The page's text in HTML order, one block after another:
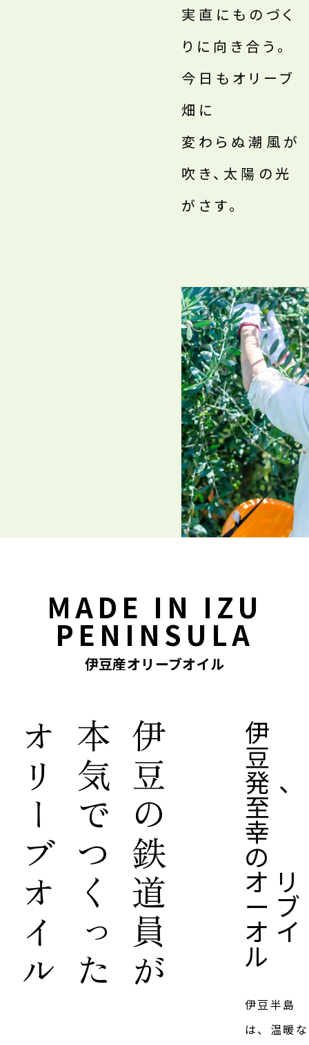
実直にものづく
りに向き合う。
今日もオリーブ
畑に
変わらぬ潮風が
吹き、太陽の光
がさす。
MADE IN IZU
PENINSULA
伊豆産オリーブオイル
伊豆の鉄道員が
本気でつくった
オリーブオイル 伊
豆
発、
至
幸
の
オリ
ーブ
オイ
ル
伊豆半島
は、温暖な